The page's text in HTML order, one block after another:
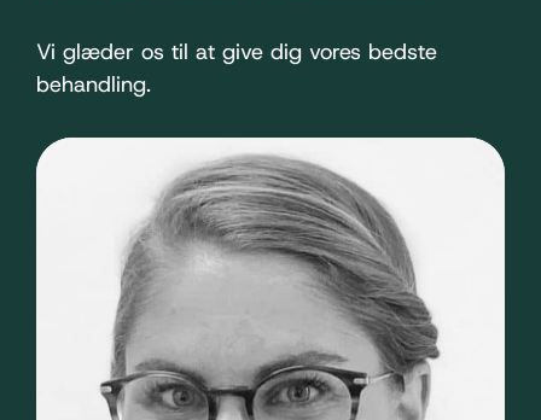
Vi glæder os til at give dig vores bedste
behandling.